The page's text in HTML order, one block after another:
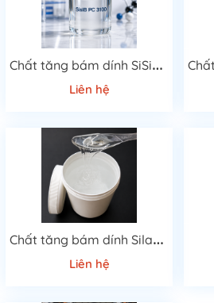
C
hất tăng bám dính SiSiB PC 3100
Liên hệ
C
hất tăng bám dính Silane KH-560
Liên hệ